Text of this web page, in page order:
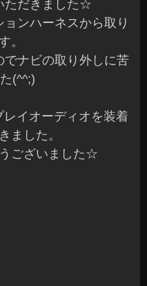
ただきました☆
ンハーネスから取り
。
でナビの取り外しに苦
(^^;)
イオーディオを装着
ました。
ございました☆